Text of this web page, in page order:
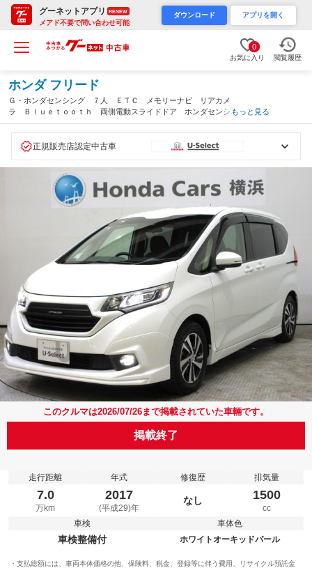
グーネットアプリ RENEW
メアド不要で問い合わせ可能
ダウンロード アプリを開く
0
お気に入り 閲覧履歴
ホンダ フリード
Ｇ・ホンダセンシング ７人 ＥＴＣ メモリーナビ リアカメ
ラ Ｂｌｕｅｔｏｏｔｈ 両側電動スライドドア ホンダセンシン
グ 無限フルエアロ 無限テールゲートスポイラー 無限ＬＥＤフ
もっと見る
正規販売店認定中古車
このクルマは2026/07/26まで掲載されていた車輛です。
掲載終了
走行距離
7.0
万km
年式
2017
(平成29)年
修復歴
なし
排気量
1500
cc
車検
車検整備付
車体色
ホワイトオーキッドパール
支払総額には、車両本体価格の他、保険料、税金、登録等に伴う費用、リサイクル預託金